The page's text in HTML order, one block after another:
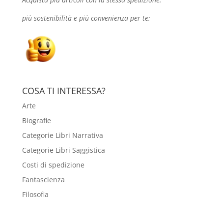
più sostenibilità e più convenienza per te:
COSA TI INTERESSA?
Arte
Biografie
Categorie Libri Narrativa
Categorie Libri Saggistica
Costi di spedizione
Fantascienza
Filosofia